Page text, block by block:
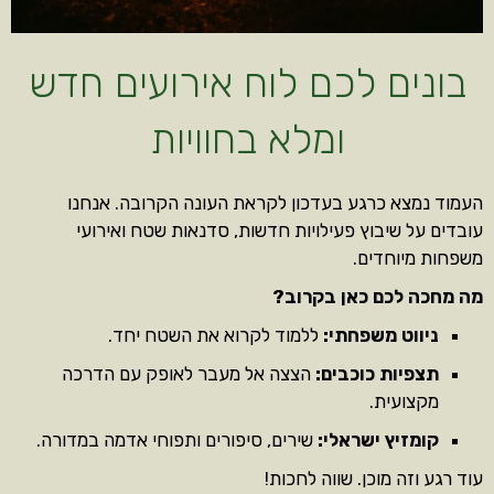
בונים לכם לוח אירועים חדש
ומלא בחוויות
העמוד נמצא כרגע בעדכון לקראת העונה הקרובה. אנחנו
עובדים על שיבוץ פעילויות חדשות, סדנאות שטח ואירועי
משפחות מיוחדים.
מה מחכה לכם כאן בקרוב?
ניווט משפחתי: ללמוד לקרוא את השטח יחד.
תצפיות כוכבים: הצצה אל מעבר לאופק עם הדרכה
מקצועית.
קומזיץ ישראלי: שירים, סיפורים ותפוחי אדמה במדורה.
עוד רגע וזה מוכן. שווה לחכות!